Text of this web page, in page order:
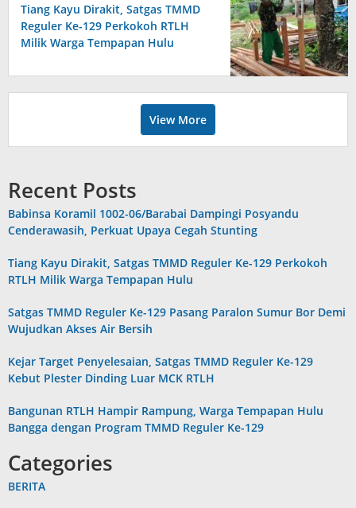
Tiang Kayu Dirakit, Satgas TMMD
Reguler Ke-129 Perkokoh RTLH
Milik Warga Tempapan Hulu
View More
Recent Posts
Babinsa Koramil 1002-06/Barabai Dampingi Posyandu
Cenderawasih, Perkuat Upaya Cegah Stunting
Tiang Kayu Dirakit, Satgas TMMD Reguler Ke-129 Perkokoh
RTLH Milik Warga Tempapan Hulu
Satgas TMMD Reguler Ke-129 Pasang Paralon Sumur Bor Demi
Wujudkan Akses Air Bersih
Kejar Target Penyelesaian, Satgas TMMD Reguler Ke-129
Kebut Plester Dinding Luar MCK RTLH
Bangunan RTLH Hampir Rampung, Warga Tempapan Hulu
Bangga dengan Program TMMD Reguler Ke-129
Categories
BERITA